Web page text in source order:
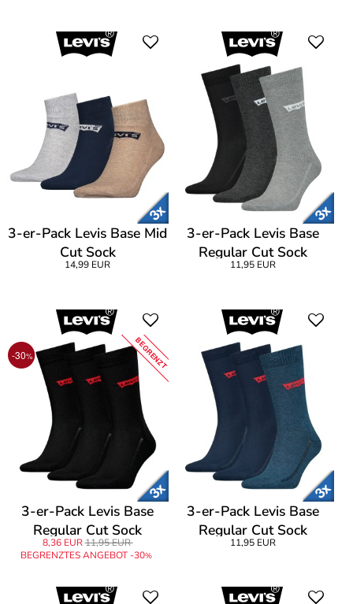
3-er-Pack Levis Base Mid
Cut Sock
14,99 EUR
3-er-Pack Levis Base
Regular Cut Sock
11,95 EUR
-30% BEGRENZT
3-er-Pack Levis Base
Regular Cut Sock
8,36 EUR11,95 EUR
BEGRENZTES ANGEBOT -30%
3-er-Pack Levis Base
Regular Cut Sock
11,95 EUR